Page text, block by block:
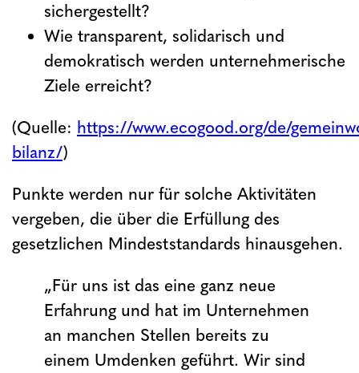
sichergestellt?
Wie transparent, solidarisch und
demokratisch werden unternehmerische
Ziele erreicht?
(Quelle: https://www.ecogood.org/de/
bilanz/)
Punkte werden nur für solche Aktivitäten
vergeben, die über die Erfüllung des
gesetzlichen Mindeststandards hinausgehen.
„Für uns ist das eine ganz neue
Erfahrung und hat im Unternehmen
an manchen Stellen bereits zu
einem Umdenken geführt. Wir sind